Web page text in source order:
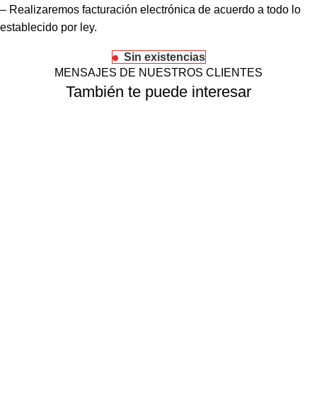
– Realizaremos facturación electrónica de acuerdo a todo lo
establecido por ley.
Sin existencias
MENSAJES DE NUESTROS CLIENTES
También te puede interesar